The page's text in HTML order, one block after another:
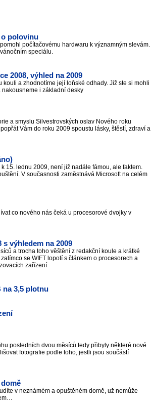
o polovinu
počítačovému hardwaru k významným slevám.
speciálu.
2008, výhled na 2009
a zhodnotíme její loňské odhady. Již ste si mohli
i základní desky
a smyslu Silvestrovských oslav Nového roku
Vám do roku 2009 spoustu lásky, štěstí, zdraví a
15. lednu 2009, není již nadále fámou, ale faktem.
V současnosti zaměstnává Microsoft na celém
co nového nás čeká u procesorové dvojky v
výhledem na 2009
a trocha toho věštění z redakční koule a krátké
se WIFT lopotí s článkem o procesorech a
zařízení
na 3,5 plotnu
posledních dvou měsíců tedy přibyly některé nové
fotografie podle toho, jestli jsou součástí
v neznámém a opuštěném domě, už nemůže